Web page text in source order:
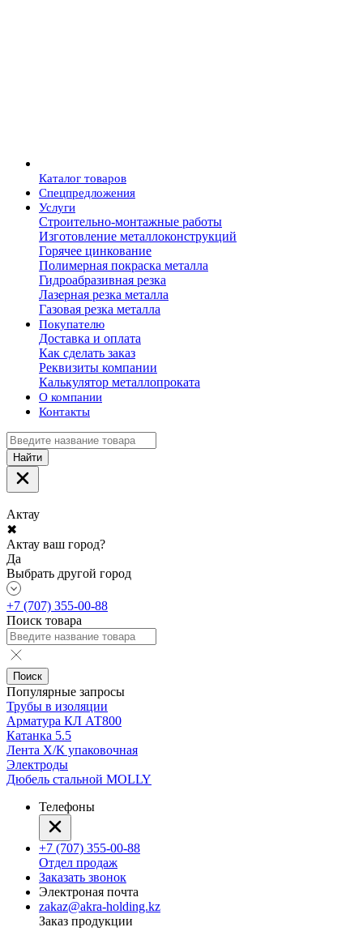
Каталог товаров
Спецпредложения
Услуги
Строительно-монтажные работы
Изготовление металлоконструкций
Горячее цинкование
Полимерная покраска металла
Гидроабразивная резка
Лазерная резка металла
Газовая резка металла
Покупателю
Доставка и оплата
Как сделать заказ
Реквизиты компании
Калькулятор металлопроката
О компании
Контакты
Найти
Актау
✖
Актау ваш город?
Да
Выбрать другой город
+7 (707) 355-00-88
Поиск товара
Поиск
Популярные запросы
Трубы в изоляции
Арматура КЛ АТ800
Катанка 5.5
Лента Х/К упаковочная
Электроды
Дюбель стальной MOLLY
Телефоны
+7 (707) 355-00-88
Отдел продаж
Заказать звонок
Электроная почта
zakaz@akra-holding.kz
Заказ продукции